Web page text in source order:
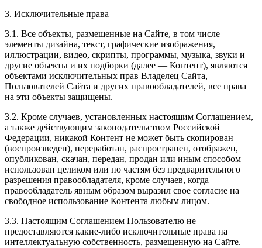
3. Исключительные права
3.1. Все объекты, размещенные на Сайте, в том числе
элементы дизайна, текст, графические изображения,
иллюстрации, видео, скрипты, программы, музыка, звуки и
другие объекты и их подборки (далее — Контент), являются
объектами исключительных прав Владелец Сайта,
Пользователей Сайта и других правообладателей, все права
на эти объекты защищены.
3.2. Кроме случаев, установленных настоящим Соглашением,
а также действующим законодательством Российской
Федерации, никакой Контент не может быть скопирован
(воспроизведен), переработан, распространен, отображен,
опубликован, скачан, передан, продан или иным способом
использован целиком или по частям без предварительного
разрешения правообладателя, кроме случаев, когда
правообладатель явным образом выразил свое согласие на
свободное использование Контента любым лицом.
3.3. Настоящим Соглашением Пользователю не
предоставляются какие-либо исключительные права на
интеллектуальную собственность, размещенную на Сайте.